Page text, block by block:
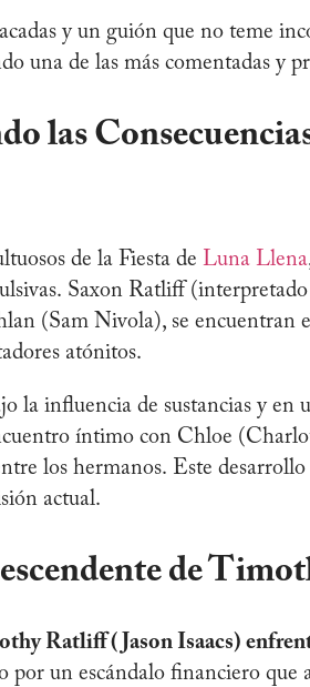
y un guión que no teme
una de las más comentadas y
las
de la Fiesta de Luna Llena
Saxon Ratliff
(Sam Nivola), se encuentran
atónitos.
la influencia de sustancias y en
íntimo con Chloe
los hermanos. Este
actual.
de
Ratliff (Jason Isaacs)
por un escándalo financiero que